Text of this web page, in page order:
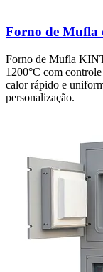
Forno de
Forno de Mufla
1200°C com
calor rápido e
personalização.